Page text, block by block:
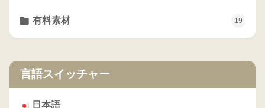
有料素材 19
言語スイッチャー
日本語